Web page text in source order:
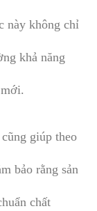
này không chỉ
khả năng
giúp theo
bảo rằng sản
chất